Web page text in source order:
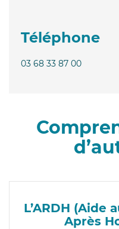
Téléphone
03 68 33 87 00
L’ARDH (Aide
Après